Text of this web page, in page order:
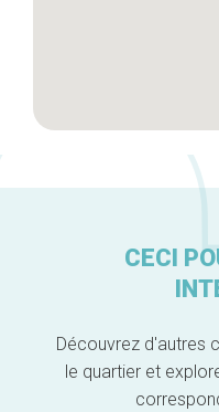
CECI
Découvrez d'autres
le quartier et